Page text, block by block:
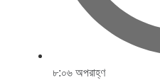
৮:০৬ অপরাহ্ণ